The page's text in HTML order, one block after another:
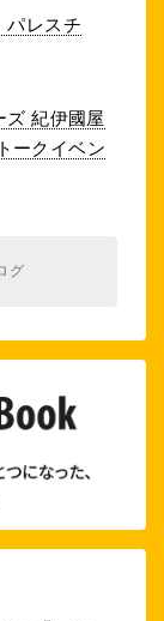
パレスチ
ズ 紀伊國屋
ークイベン
グ